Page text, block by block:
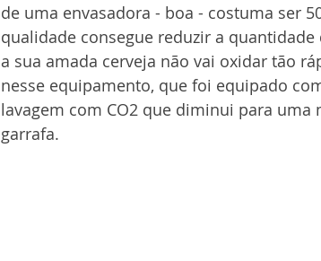
de uma envasadora - boa - costuma ser
qualidade consegue reduzir a
a sua amada cerveja não vai oxidar tão
nesse equipamento, que foi equipado
lavagem com CO2 que diminui para
garrafa.